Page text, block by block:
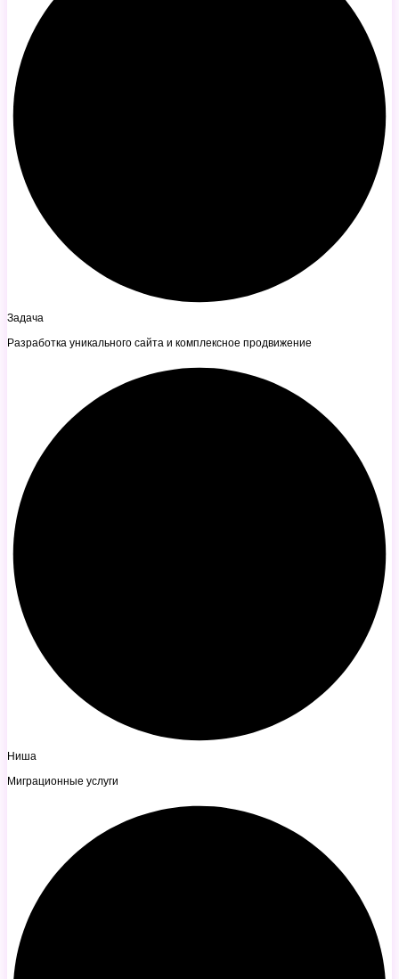
Задача
Разработка уникального сайта и комплексное продвижение
Ниша
Миграционные услуги